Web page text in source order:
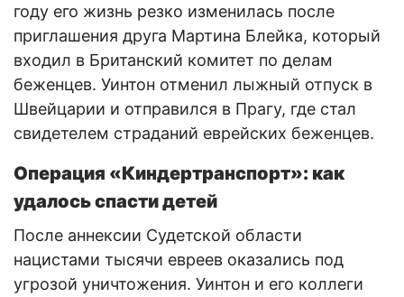
году его жизнь резко изменилась после
приглашения друга Мартина Блейка, который
входил в Британский комитет по делам
беженцев. Уинтон отменил лыжный отпуск в
Швейцарии и отправился в Прагу, где стал
свидетелем страданий еврейских беженцев.
Операция «Киндертранспорт»: как
удалось спасти детей
После аннексии Судетской области
нацистами тысячи евреев оказались под
угрозой уничтожения. Уинтон и его коллеги